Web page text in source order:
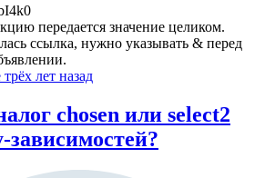
передается значение целиком.
ссылка, нужно указывать & перед
трёх лет назад
chosen или select2
зависимостей?